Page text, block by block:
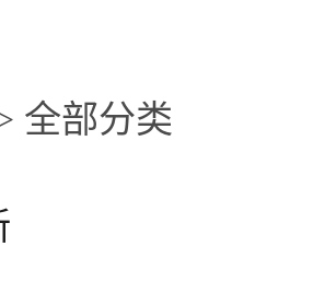
全部分类